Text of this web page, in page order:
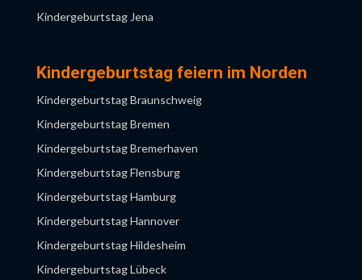
Kindergeburtstag Solingen
Kindergeburtstag Jena
Kindergeburtstag Magdeburg
Kindergeburtstag feiern im Norden
Kindergeburtstag Braunschweig
Kindergeburtstag Bremen
Kindergeburtstag Bremerhaven
Kindergeburtstag Flensburg
Kindergeburtstag Hamburg
Kindergeburtstag Hannover
Kindergeburtstag Hildesheim
Kindergeburtstag Lübeck